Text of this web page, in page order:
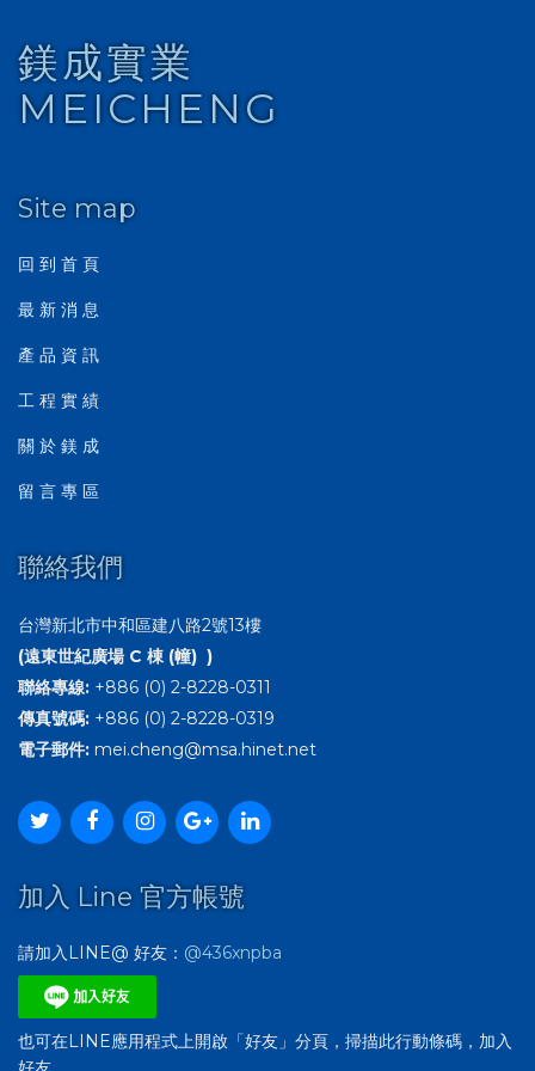
鎂成實業
MEICHENG
Site map
回 到 首 頁
最 新 消 息
產 品 資 訊
工 程 實 績
關 於 鎂 成
留 言 專 區
聯絡我們
台灣新北市中和區建八路2號13樓
(遠東世紀廣場 C 棟 (幢) )
聯絡專線: +886 (0) 2-8228-0311
傳真號碼: +886 (0) 2-8228-0319
電子郵件: mei.cheng@msa.hinet.net
加入 Line 官方帳號
請加入LINE@ 好友： @436xnpba
也可在LINE應用程式上開啟「好友」分頁，掃描此行動條碼，加入